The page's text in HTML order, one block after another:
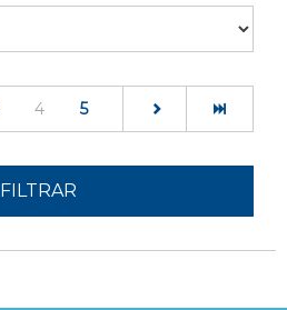
4(current)
5
FILTRAR